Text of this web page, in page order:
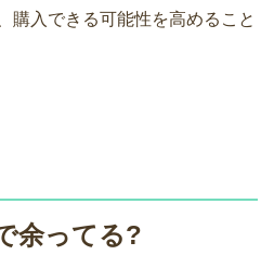
購入できる可能性を高めること
余ってる?